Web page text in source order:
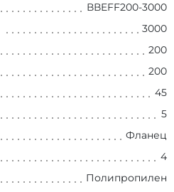
ВВEFF200-3000
3000
200
200
45
5
Фланец
4
Полипропилен